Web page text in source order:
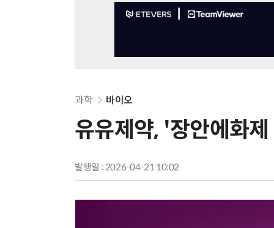
과학 바이오
유유제약, '장안에화
발행일 : 2026-04-21 10:02